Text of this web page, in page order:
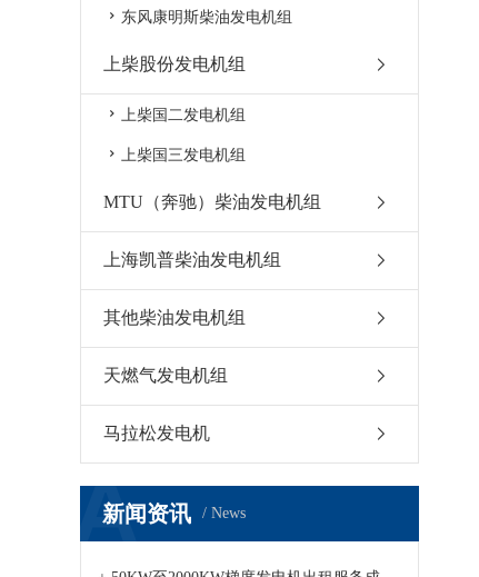
东风康明斯柴油发电机组
上柴股份发电机组
上柴国二发电机组
上柴国三发电机组
MTU（奔驰）柴油发电机组
上海凯普柴油发电机组
其他柴油发电机组
天燃气发电机组
马拉松发电机
新闻资讯 / News